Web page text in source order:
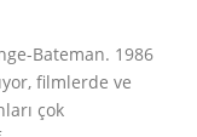
Bateman. 1986
filmlerde ve
çok